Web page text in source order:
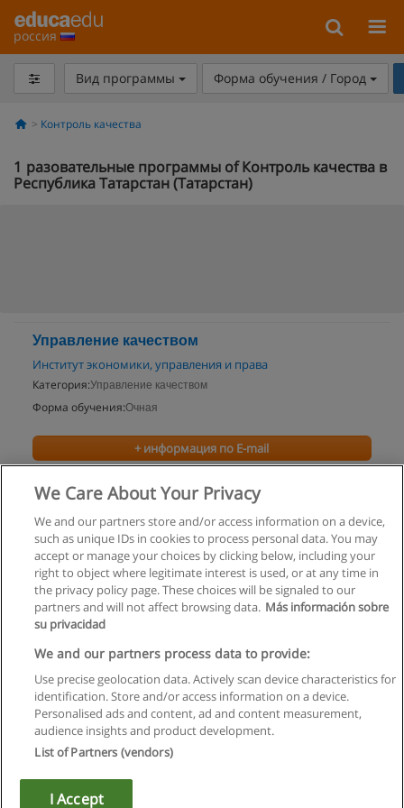
россия
Вид программы Форма обучения / Город
Контроль качества
1 разовательные программы of Контроль качества в
Республика Татарстан (Татарстан)
Управление качеством
Институт экономики, управления и права
Категория:Управление качеством
Форма обучения:Очная
+ информация по E-mail
Правила пользования
Конфиденциальность информации
Напишите Educaedu
Copyright © Educaedu Business S.L. - CIF : B-95610580: -
We Care About Your Privacy
We and our partners store and/or access information on a device,
such as unique IDs in cookies to process personal data. You may
accept or manage your choices by clicking below, including your
right to object where legitimate interest is used, or at any time in
the privacy policy page. These choices will be signaled to our
partners and will not affect browsing data. Más información sobre
su privacidad
We and our partners process data to provide:
Use precise geolocation data. Actively scan device characteristics for
identification. Store and/or access information on a device.
Personalised ads and content, ad and content measurement,
audience insights and product development.
List of Partners (vendors)
I Accept